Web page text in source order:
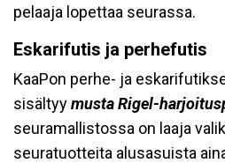
pelaaja lopettaa seurassa.
Eskarifutis ja perhefutis
KaaPon perhe- ja
sisältyymusta Rigel-
seuramallistossa on laaja
seuratuotteita alusasuista